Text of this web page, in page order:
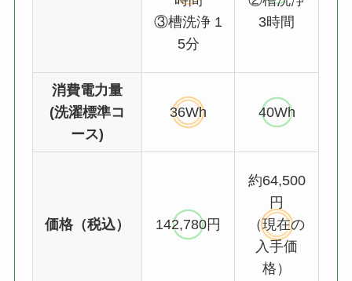
③槽洗浄 1
5分
3時間
消費電力量
(洗濯標準コ
ース)
36Wh 40Wh
価格（税込） 142,780円
約64,500
円
（現在の
入手価
格）